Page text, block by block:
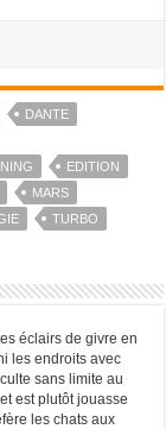
DANTE
EDITION
MARS
TURBO
éclairs de givre en
les endroits avec
sans limite au
est plutôt jouasse
les chats aux